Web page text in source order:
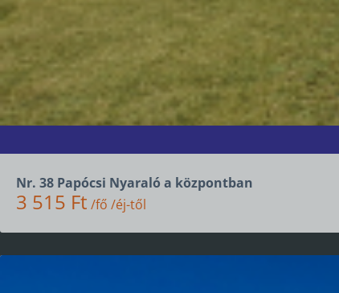
Nr. 38 Papócsi Nyaraló a központban
3 515 Ft /fő /éj-től